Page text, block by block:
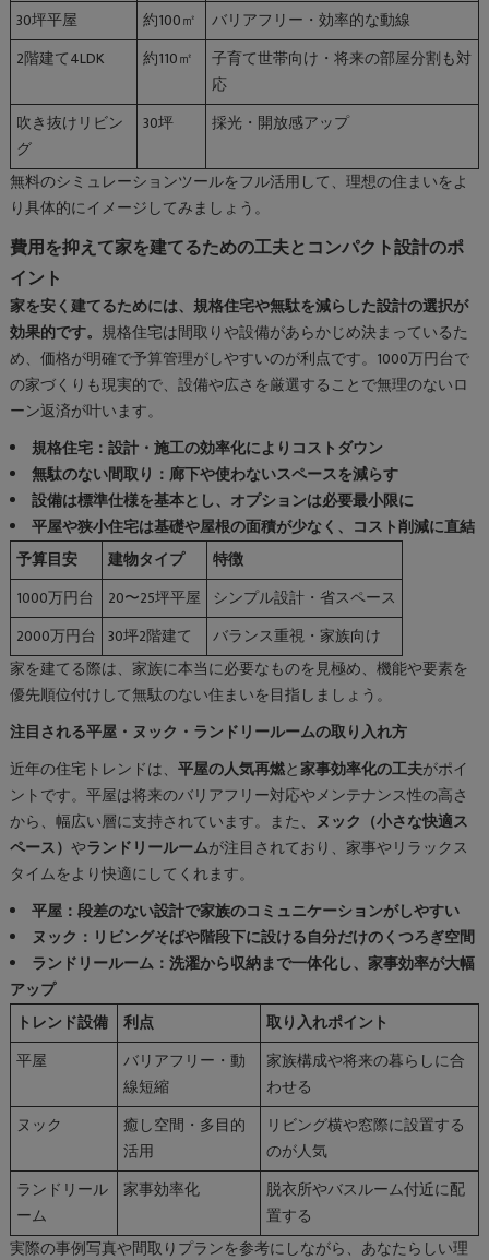
30坪平屋 約100㎡
バリアフリー・効率的な動線
2階建て4LDK
約110㎡
子育て世帯向け・将来の部屋分割も対
応
吹き抜けリビン
グ
30坪 採光・開放感アップ
無料のシミュレーションツールをフル活用して、理想の住まいをよ
り具体的にイメージしてみましょう。
費用を抑えて家を建てるための工夫とコンパクト設計のポ
イント
家を安く建てるためには、規格住宅や無駄を減らした設計の選択が
効果的です。 規格住宅は間取りや設備があらかじめ決まっているた
め、価格が明確で予算管理がしやすいのが利点です。1000万円台で
の家づくりも現実的で、設備や広さを厳選することで無理のないロ
ーン返済が叶います。
規格住宅：設計・施工の効率化によりコストダウン
無駄のない間取り：廊下や使わないスペースを減らす
設備は標準仕様を基本とし、オプションは必要最小限に
平屋や狭小住宅は基礎や屋根の面積が少なく、コスト削減に直結
予算目安
建物タイプ
特徴
1000万円台
20〜25坪平屋 シンプル設計・省スペース
2000万円台 30坪2階建て
バランス重視・家族向け
家を建てる際は、家族に本当に必要なものを見極め、機能や要素を
優先順位付けして無駄のない住まいを目指しましょう。
注目される平屋・ヌック・ランドリールームの取り入れ方
近年の住宅トレンドは、 平屋の人気再燃と家事効率化の工夫がポイ
ントです。平屋は将来のバリアフリー対応やメンテナンス性の高さ
から、幅広い層に支持されています。また、 ヌック（小さな快適ス
ペース） やランドリールームが注目されており、家事やリラックス
タイムをより快適にしてくれます。
平屋：段差のない設計で家族のコミュニケーションがしやすい
ヌック：リビングそばや階段下に設ける自分だけのくつろぎ空間
ランドリールーム：洗濯から収納まで一体化し、家事効率が大幅
アップ
トレンド設備
利点
取り入れポイント
平屋
バリアフリー・動
線短縮
家族構成や将来の暮らしに合
わせる
ヌック
癒し空間・多目的
活用
リビング横や窓際に設置する
のが人気
ランドリール
ーム
家事効率化
脱衣所やバスルーム付近に配
置する
実際の事例写真や間取りプランを参考にしながら、あなたらしい理